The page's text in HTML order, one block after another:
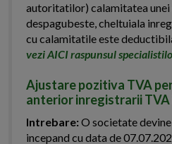
autoritatilor) calamitatea unei
despagubeste, cheltuiala
cu calamitatile este
vezi AICI raspunsul
Ajustare pozitiva TVA
anterior inregistrarii TVA
Intrebare:O societate
incepand cu data de